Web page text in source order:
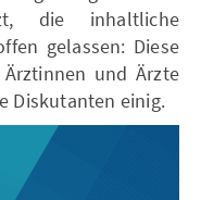
die inhaltliche
gelassen: Diese
und Ärzte
Diskutanten einig.